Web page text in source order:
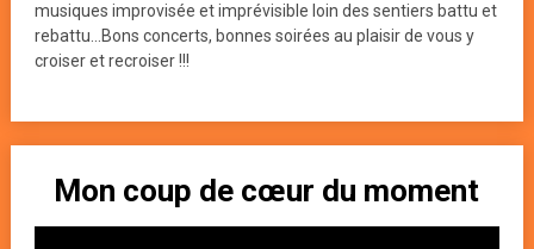
musiques improvisée et imprévisible loin des sentiers battu et
rebattu...Bons concerts, bonnes soirées au plaisir de vous y
croiser et recroiser !!!
Mon coup de cœur du moment